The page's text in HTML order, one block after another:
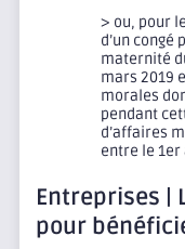
> ou, pour
d’un
maternité
mars 2019
morales
pendant
d’affaires
entre le 1er
Entreprises |
pour